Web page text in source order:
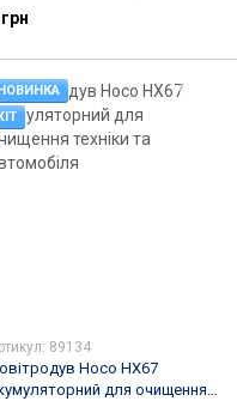
НОВИНКА
89134
Hoco HX67
для очищення